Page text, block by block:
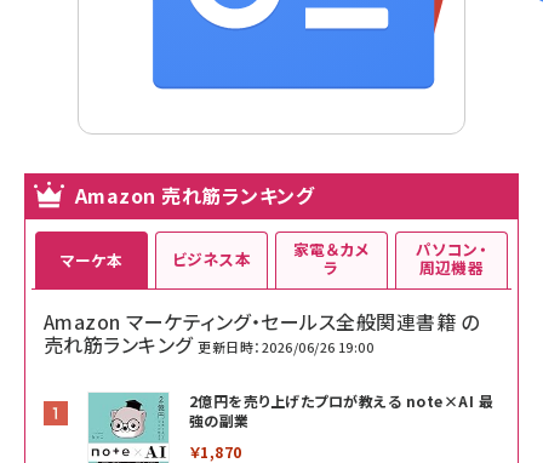
Amazon 売れ筋ランキング
マーケ本
Amazon マーケティング・セールス全般関連書籍 の
売れ筋ランキング 更新日時：2026/06/26 19:00
2億円を売り上げたプロが教える note×AI 最
強の副業
￥1,870
ビジネス本 家電＆カメ
ラ
パソコン・
周辺機器